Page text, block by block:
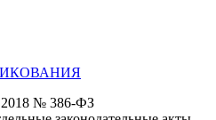
№ 386-ФЗ